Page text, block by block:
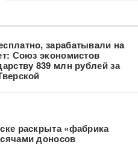
зарабатывали на
Союз экономистов
839 млн рублей за
раскрыта «фабрика
доносов